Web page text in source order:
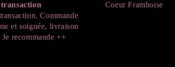
Commande
et soignée, livraison
recommande ++
Coeur Framboise